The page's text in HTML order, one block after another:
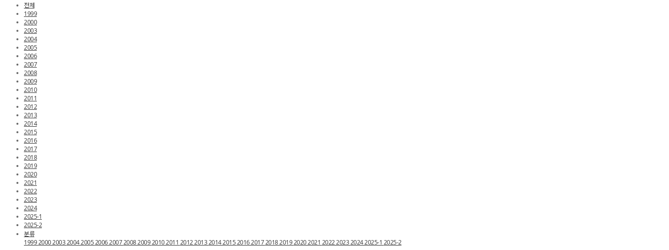
전체
1999
2000
2003
2004
2005
2006
2007
2008
2009
2010
2011
2012
2013
2014
2015
2016
2017
2018
2019
2020
2021
2022
2023
2024
2025-1
2025-2
분류
19992000200320042005200620072008200920102011 2012201320142015201620172018201920202021 2022202320242025-1 2025-2